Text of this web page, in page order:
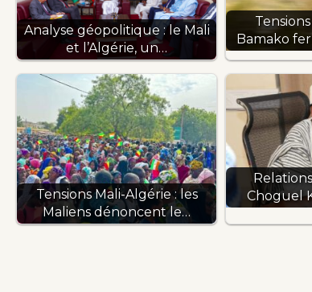
Analyse géopolitique : le Mali
et l’Algérie, un…
Bamako
Tensions Mali-Algérie : les
Maliens dénoncent le…
Choguel